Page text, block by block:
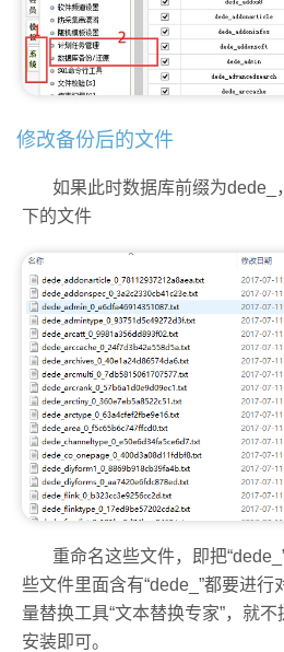
修改备份后的文件
如果此时数据库前缀为dede_
下的文件
重命名这些文件，即把“dede_”
些文件里面含有“dede_”都要进
量替换工具“文本替换专家”，就
安装即可。